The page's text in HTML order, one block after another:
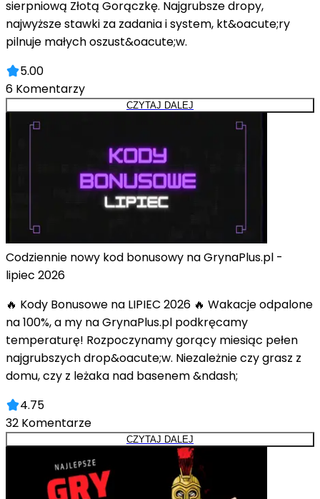
sierpniową Złotą Gorączkę. Najgrubsze dropy,
najwyższe stawki za zadania i system, kt&oacute;ry
pilnuje małych oszust&oacute;w.
5.00
6 Komentarzy
CZYTAJ DALEJ
Codziennie nowy kod bonusowy na GrynaPlus.pl -
lipiec 2026
🔥 Kody Bonusowe na LIPIEC 2026 🔥 Wakacje odpalone
na 100%, a my na GrynaPlus.pl podkręcamy
temperaturę! Rozpoczynamy gorący miesiąc pełen
najgrubszych drop&oacute;w. Niezależnie czy grasz z
domu, czy z leżaka nad basenem &ndash;
4.75
32 Komentarze
CZYTAJ DALEJ